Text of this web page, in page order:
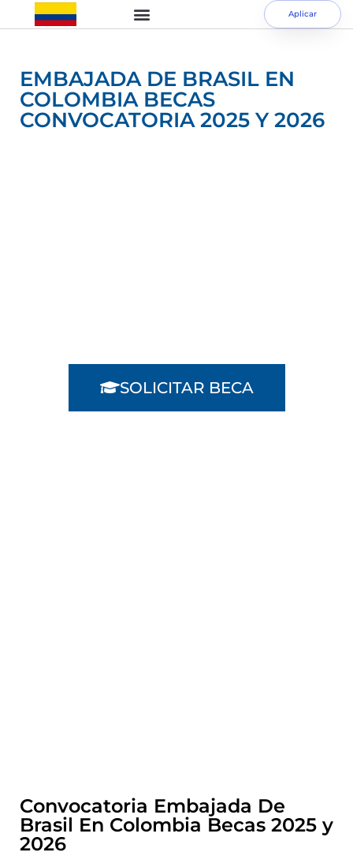
Aplicar
EMBAJADA DE BRASIL EN
COLOMBIA BECAS
CONVOCATORIA 2025 Y 2026
SOLICITAR BECA
Convocatoria Embajada De
Brasil En Colombia Becas 2025 y
2026